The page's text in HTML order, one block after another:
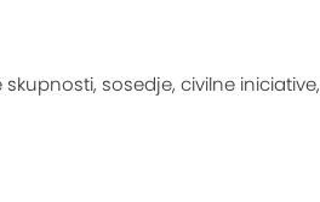
sosedje, civilne